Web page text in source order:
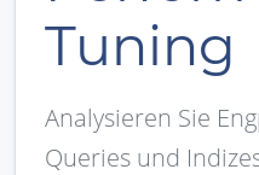
Tuning
Analysieren Sie
Queries und